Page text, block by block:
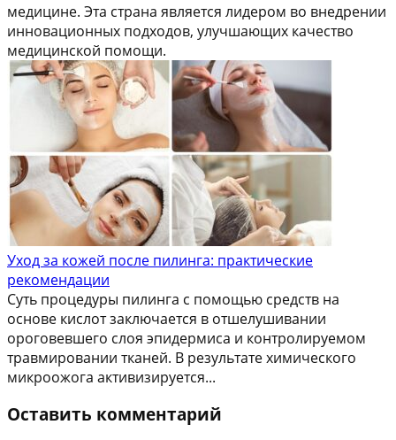
медицине. Эта страна является лидером во внедрении
инновационных подходов, улучшающих качество
медицинской помощи.
Уход за кожей после пилинга: практические
рекомендации
Суть процедуры пилинга с помощью средств на
основе кислот заключается в отшелушивании
ороговевшего слоя эпидермиса и контролируемом
травмировании тканей. В результате химического
микроожога активизируется...
Оставить комментарий